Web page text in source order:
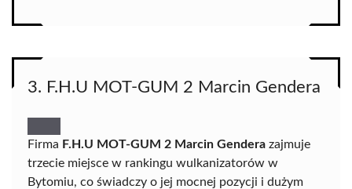
3. F.H.U MOT-GUM 2 Marcin Gendera
Firma F.H.U MOT-GUM 2 Marcin Gendera zajmuje
trzecie miejsce w rankingu wulkanizatorów w
Bytomiu, co świadczy o jej mocnej pozycji i dużym